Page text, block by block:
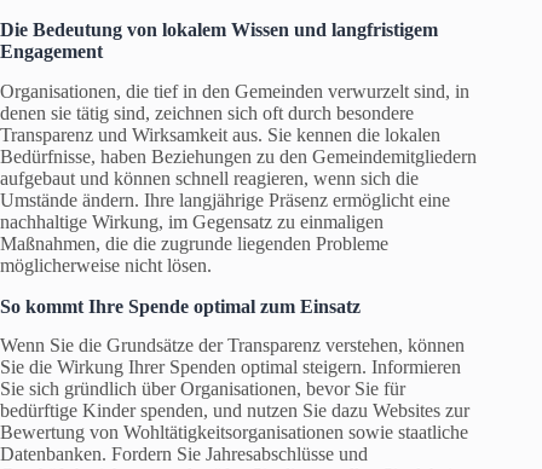
Die Bedeutung von lokalem Wissen und langfristigem
Engagement
Organisationen, die tief in den Gemeinden verwurzelt sind, in
denen sie tätig sind, zeichnen sich oft durch besondere
Transparenz und Wirksamkeit aus. Sie kennen die lokalen
Bedürfnisse, haben Beziehungen zu den Gemeindemitgliedern
aufgebaut und können schnell reagieren, wenn sich die
Umstände ändern. Ihre langjährige Präsenz ermöglicht eine
nachhaltige Wirkung, im Gegensatz zu einmaligen
Maßnahmen, die die zugrunde liegenden Probleme
möglicherweise nicht lösen.
So kommt Ihre Spende optimal zum Einsatz
Wenn Sie die Grundsätze der Transparenz verstehen, können
Sie die Wirkung Ihrer Spenden optimal steigern. Informieren
Sie sich gründlich über Organisationen, bevor Sie für
bedürftige Kinder spenden, und nutzen Sie dazu Websites zur
Bewertung von Wohltätigkeitsorganisationen sowie staatliche
Datenbanken. Fordern Sie Jahresabschlüsse und